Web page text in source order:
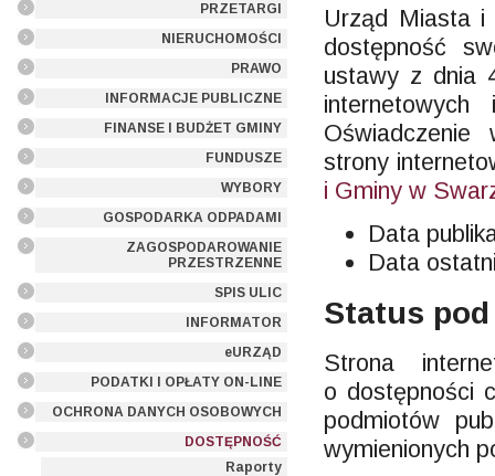
PRZETARGI
NIERUCHOMOŚCI
PRAWO
INFORMACJE PUBLICZNE
FINANSE I BUDŻET GMINY
FUNDUSZE
WYBORY
GOSPODARKA ODPADAMI
ZAGOSPODAROWANIE
PRZESTRZENNE
SPIS ULIC
INFORMATOR
eURZĄD
PODATKI I OPŁATY ON-LINE
OCHRONA DANYCH OSOBOWYCH
DOSTĘPNOŚĆ
Raporty
Urząd Miasta i
dostępność
ustawy z dnia
internetowych
strony
i Gminy w
Data
Data
Status
Strona
o dostępności
podmiotów
wymienionych